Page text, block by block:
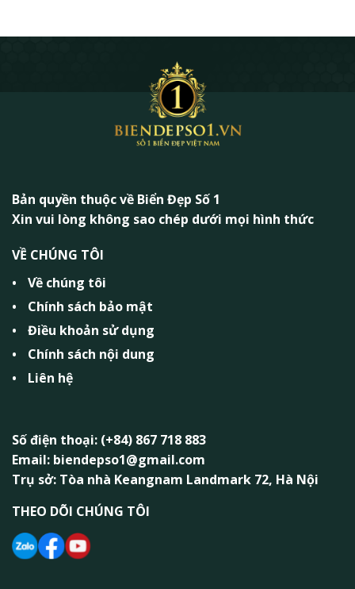
Bản quyền thuộc về Biển Đẹp Số 1
Xin vui lòng không sao chép dưới mọi hình thức
VỀ CHÚNG TÔI
Về chúng tôi
Chính sách bảo mật
Điều khoản sử dụng
Chính sách nội dung
Liên hệ
Số điện thoại: (+84) 867 718 883
Email: biendepso1@gmail.com
Trụ sở: Tòa nhà Keangnam Landmark 72, Hà Nội
THEO DÕI CHÚNG TÔI